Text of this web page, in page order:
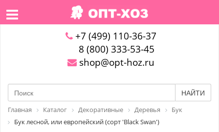
+7 (499) 110-36-37
8 (800) 333-53-45
shop@opt-hoz.ru
НАЙТИ
Главная Каталог Декоративные Деревья
Бук
Бук лесной, или европейский (сорт 'Black Swan')